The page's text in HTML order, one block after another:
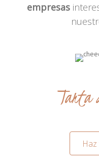
empresas
Tarta